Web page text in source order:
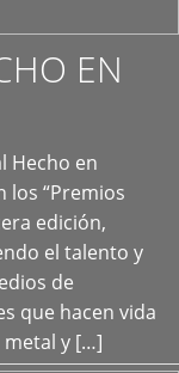
EN
Hecho en
los “Premios
edición,
el talento y
de
que hacen vida
metal y […]